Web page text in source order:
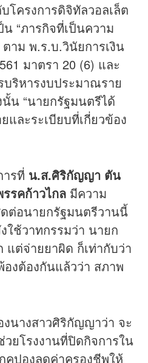
โครงการดิจิทัลวอลเล็ต
น “ภารกิจที่เป็นความ
ตาม พ.ร.บ.วินัยการเงิน
มาตรา 20 (6) และ
บริหารงบประมาณราย
น “นายกรัฐมนตรีได้
และระเบียบที่เกี่ยวข้อง
รที่ น.ส.ศิริกัญญา ตัน
รคก้าวไกล มีความ
ต่อนายกรัฐมนตรีวานนี้
ใช้วาทกรรมว่า นายก
ต่จ่ายยาผิด ก็เท่ากับว่า
งต้องกันแล้วว่า สภาพ
นางสาวศิริกัญญาว่า จะ
วยโรงงานที่ปิดกิจการใน
คูปองลดค่าครองชีพให้